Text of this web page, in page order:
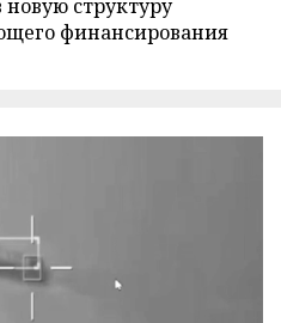
структуру
финансирования